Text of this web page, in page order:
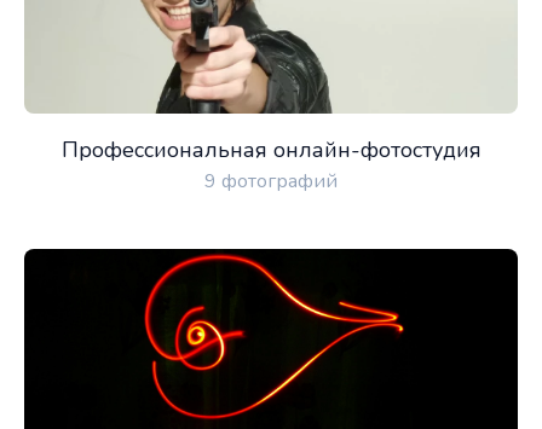
Профессиональная онлайн-фотостудия
9 фотографий